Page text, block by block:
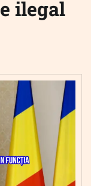
ilegal